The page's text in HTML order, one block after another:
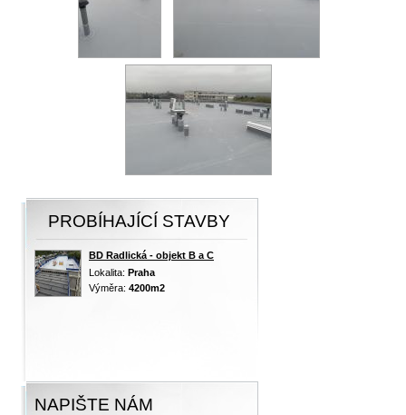
PROBÍHAJÍCÍ STAVBY
BD Radlická - objekt B a C
Lokalita: Praha
Výměra: 4200m2
NAPIŠTE NÁM